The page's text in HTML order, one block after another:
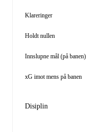
Klareringer
Holdt nullen
Innslupne mål (på banen)
xG imot mens på banen
Disiplin